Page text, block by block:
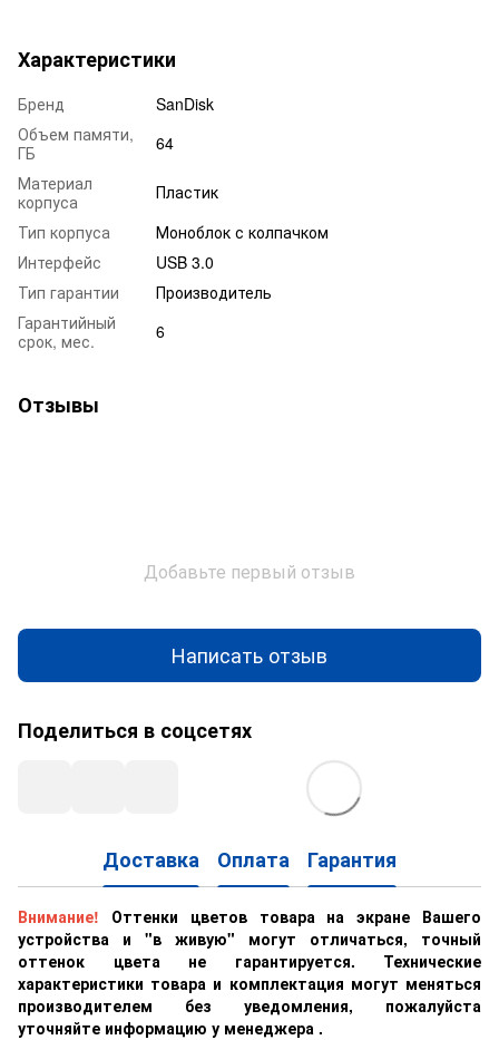
Характеристики
Бренд
SanDisk
Объем памяти,
ГБ
64
Материал
корпуса
Пластик
Тип корпуса
Моноблок с колпачком
Интерфейс
USB 3.0
Тип гарантии
Производитель
Гарантийный
срок, мес.
6
Отзывы
Добавьте первый отзыв
Написать отзыв
Поделиться в соцсетях
Доставка Оплата Гарантия
Внимание!
Оттенки цветов товара на экране Вашего
устройства и "в живую" могут отличаться, точный
оттенок цвета не гарантируется. Технические
характеристики товара и комплектация могут меняться
производителем без уведомления, пожалуйста
уточняйте информацию у менеджера .